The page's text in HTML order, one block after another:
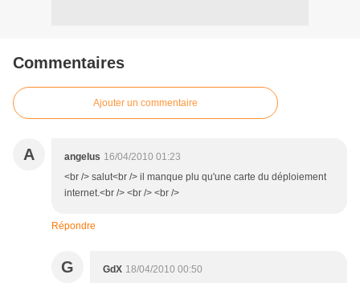
Commentaires
Ajouter un commentaire
A angelus 16/04/2010 01:23
<br /> salut<br /> il manque plu qu'une carte du déploiement
internet.<br /> <br /> <br />
Répondre
G GdX 18/04/2010 00:50